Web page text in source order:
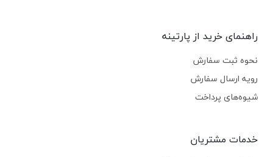
راهنمای خرید از پارتینه
نحوه ثبت سفارش
رویه ارسال سفارش
شیوه‌های پرداخت
خدمات مشتریان